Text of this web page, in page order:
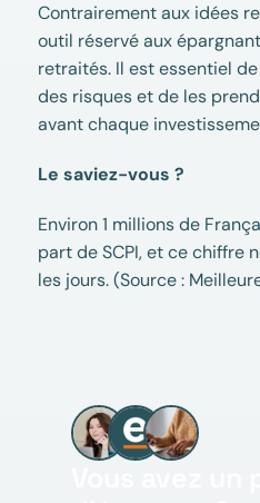
Contrairement aux idées
outil réservé aux
retraités. Il est essentiel
des risques et de les
avant chaque
Le saviez-vous ?
Environ 1 millions de
part de SCPI, et ce chiffre
les jours. (Source :